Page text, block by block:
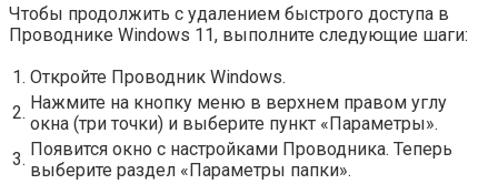
Чтобы продолжить с удалением быстрого доступа в
Проводнике Windows 11, выполните следующие шаги:
1. Откройте Проводник Windows.
2. Нажмите на кнопку меню в верхнем правом углу
окна (три точки) и выберите пункт «Параметры».
3. Появится окно с настройками Проводника. Теперь
выберите раздел «Параметры папки».